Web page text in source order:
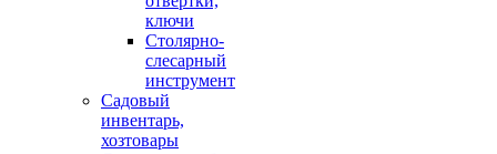
ключи
Столярно-
слесарный
инструмент
Садовый
инвентарь,
хозтовары